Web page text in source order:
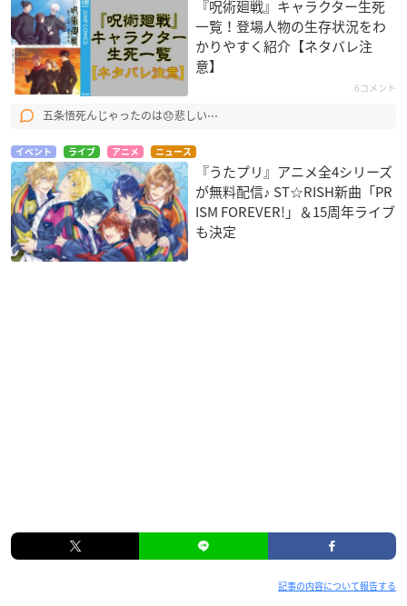
『呪術廻戦』キャラクター生死
一覧！登場人物の生存状況をわ
かりやすく紹介【ネタバレ注
意】
6コメント
五条悟死んじゃったのは😞悲しい⋯
イベント ライブ アニメ ニュース
『うたプリ』アニメ全4シリーズ
が無料配信♪ ST☆RISH新曲「PR
ISM FOREVER!」＆15周年ライブ
も決定
記事の内容について報告する